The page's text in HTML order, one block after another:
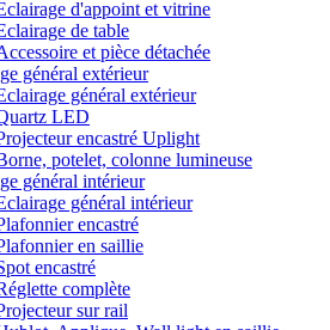
d'appoint et vitrine
de table
et pièce détachée
général extérieur
général extérieur
LED
encastré Uplight
potelet, colonne lumineuse
général intérieur
général intérieur
encastré
en saillie
encastré
complète
sur rail